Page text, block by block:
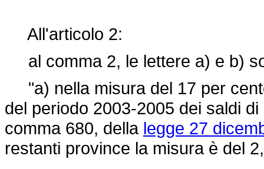
All'articolo 2:
al comma 2, le lettere a) e b)
"a) nella misura del 17 per
del periodo 2003-2005 dei saldi
comma 680, della legge 27
restanti province la misura è del